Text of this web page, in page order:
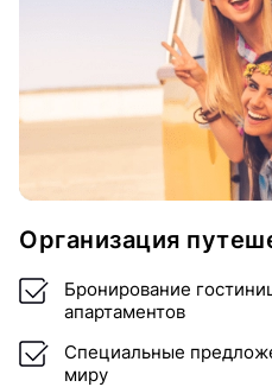
Организация
Бронирование
апартаментов
Специальные
миру